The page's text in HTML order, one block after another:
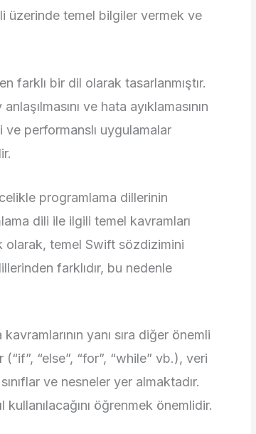
üzerinde temel bilgiler vermek ve
farklı bir dil olarak tasarlanmıştır.
ve hata ayıklamasının
ve performanslı uygulamalar
programlama dillerinin
dili ile ilgili temel kavramları
temel Swift sözdizimini
farklıdır, bu nedenle
yanı sıra diğer önemli
“else”, “for”, “while” vb.), veri
ve nesneler yer almaktadır.
öğrenmek önemlidir.